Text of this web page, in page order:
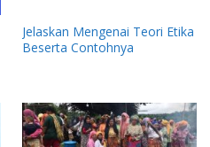
Jelaskan Mengenai Teori Etika
Beserta Contohnya